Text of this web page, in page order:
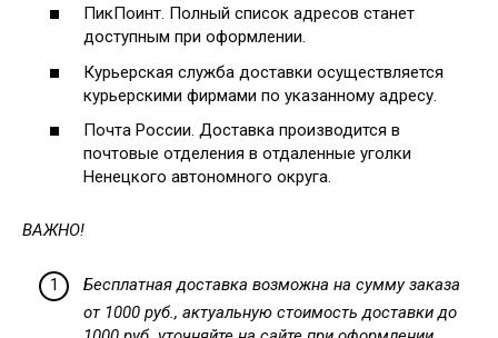
ПикПоинт. Полный список адресов станет
доступным при оформлении.
Курьерская служба доставки осуществляется
курьерскими фирмами по указанному адресу.
Почта России. Доставка производится в
почтовые отделения в отдаленные уголки
Ненецкого автономного округа.
ВАЖНО!
Бесплатная доставка возможна на сумму заказа
от 1000 руб., актуальную стоимость доставки до